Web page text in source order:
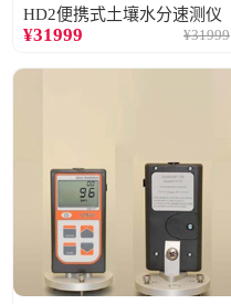
HD2便携式土壤水分速测仪
¥31999 ¥31999